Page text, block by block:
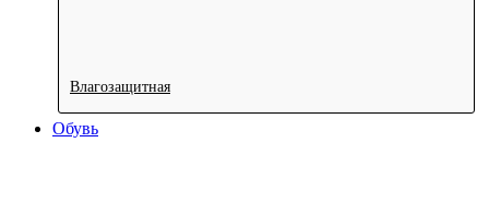
Влагозащитная
Обувь